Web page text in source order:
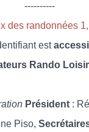
----------
des randonnées
est
Rando
Président :
Piso,